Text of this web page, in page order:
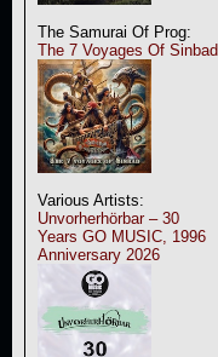
The Samurai Of Prog:
The 7 Voyages Of Sinbad
Various Artists:
Unvorherhörbar – 30
Years GO MUSIC, 1996
Anniversary 2026